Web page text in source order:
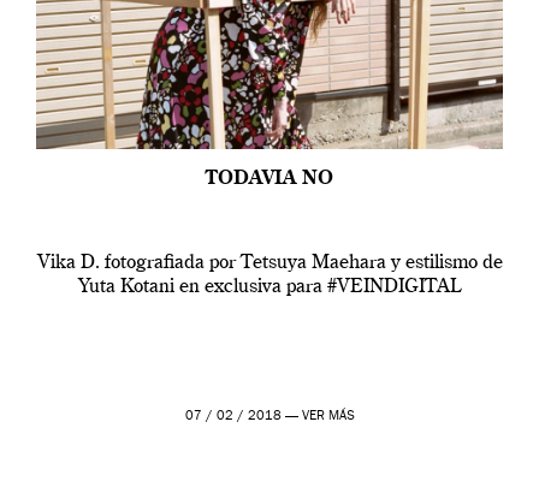
TODAVIA NO
Vika D. fotografiada por Tetsuya Maehara y estilismo de
Yuta Kotani en exclusiva para #VEINDIGITAL
07 / 02 / 2018 — VER MÁS